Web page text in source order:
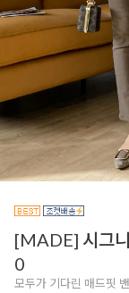
[MADE] 시그
0
모두가 기다린 매드핏